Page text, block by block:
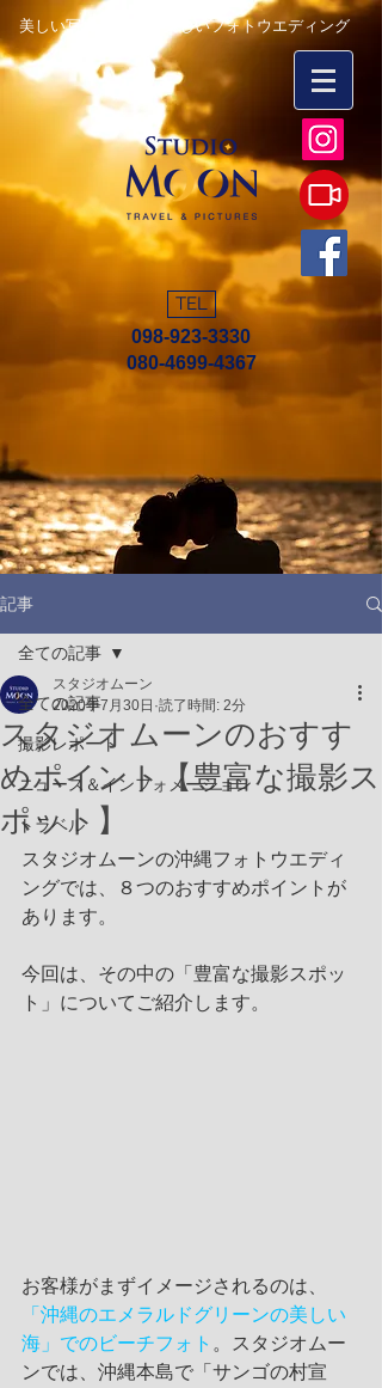
美しい写真を永遠に 楽しいフォトウエディング
TEL
098-923-3330
080-4699-4367
記事
全ての記事
撮影レポート
ニュース＆インフォメーション
トラベル
全ての記事
スタジオムーンのおすす
めポイント【豊富な撮影ス
ポット】
スタジオムーン
2020年7月30日 読了時間: 2分
スタジオムーンの沖縄フォトウエディ
ングでは、８つのおすすめポイントが
あります。
今回は、その中の「豊富な撮影スポッ
ト」についてご紹介します。
お客様がまずイメージされるのは、
「沖縄のエメラルドグリーンの美しい
海」でのビーチフォト 。スタジオムー
ンでは、沖縄本島で「サンゴの村宣